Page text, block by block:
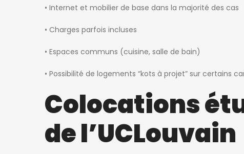
• Internet et mobilier de base dans la majorité des cas
• Charges parfois incluses
• Espaces communs (cuisine, salle de bain)
• Possibilité de logements “kots à projet” sur certains
Colocations
de l’UCLouvain